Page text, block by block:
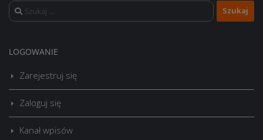
Szukaj:
LOGOWANIE
Zarejestruj się
Zaloguj się
Kanał wpisów